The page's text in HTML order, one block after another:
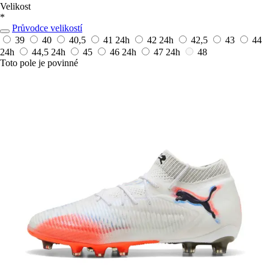
Velikost
*
Průvodce velikostí
39
40 40,5 41 24h 42 24h 42,5 43
44
24h
44,5 24h 45 46 24h 47 24h
48
Toto pole je povinné